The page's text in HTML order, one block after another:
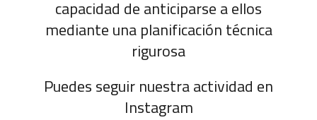
capacidad de anticiparse a ellos
mediante una planificación técnica
rigurosa
Puedes seguir nuestra actividad en
Instagram